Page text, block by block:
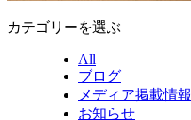
カテゴリーを選ぶ
All
ブログ
メディア掲載情報
お知らせ